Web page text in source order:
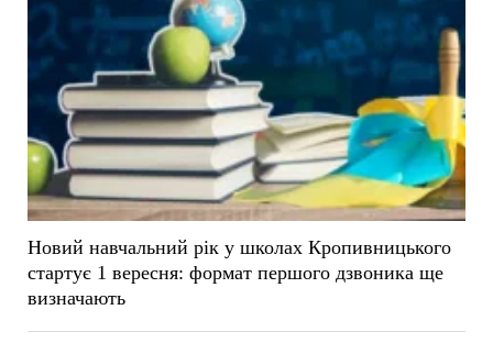
Новий навчальний рік у школах Кропивницького
стартує 1 вересня: формат першого дзвоника ще
визначають